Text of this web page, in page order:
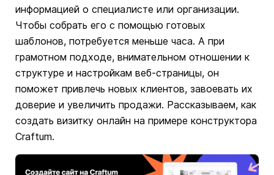
информацией о специалисте или организации.
Чтобы собрать его с помощью готовых
шаблонов, потребуется меньше часа. А при
грамотном подходе, внимательном отношении к
структуре и настройкам веб-страницы, он
поможет привлечь новых клиентов, завоевать их
доверие и увеличить продажи. Рассказываем, как
создать визитку онлайн на примере конструктора
Craftum.